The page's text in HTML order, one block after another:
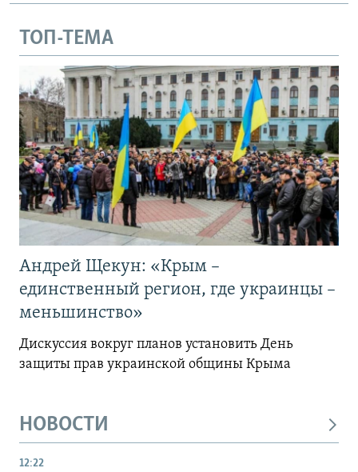
ТОП-ТЕМА
Андрей Щекун: «Крым –
единственный регион, где украинцы –
меньшинство»
Дискуссия вокруг планов установить День
защиты прав украинской общины Крыма
НОВОСТИ
12:22